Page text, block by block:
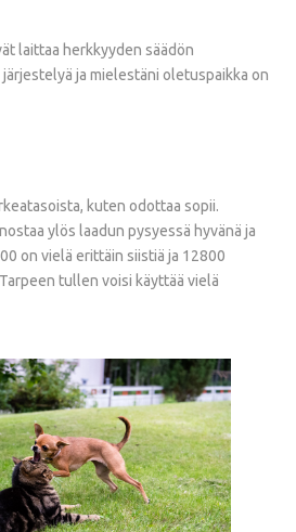
laittaa herkkyyden säädön
ja mielestäni oletuspaikka on
kuten odottaa sopii.
ylös laadun pysyessä hyvänä ja
on vielä erittäin siistiä ja 12800
tullen voisi käyttää vielä